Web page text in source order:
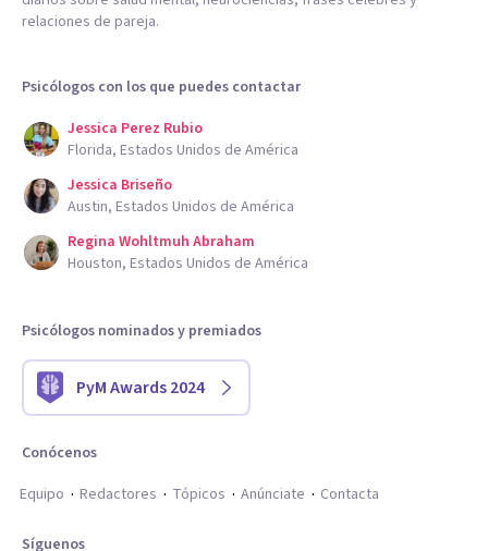
relaciones de pareja.
Psicólogos con los que puedes contactar
Jessica Perez Rubio
Florida, Estados Unidos de América
Jessica Briseño
Austin, Estados Unidos de América
Regina Wohltmuh Abraham
Houston, Estados Unidos de América
Psicólogos nominados y premiados
PyM Awards 2024
Conócenos
Equipo
Redactores Tópicos Anúnciate Contacta
Síguenos